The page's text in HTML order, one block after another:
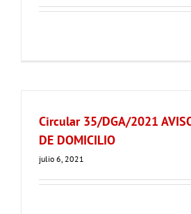
Circular 35/DGA/2021
DE DOMICILIO
julio 6, 2021